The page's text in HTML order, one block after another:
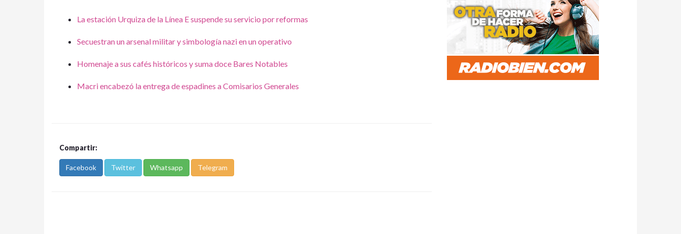
La estación Urquiza de la Línea E suspende su servicio por reformas
Secuestran un arsenal militar y simbología nazi en un operativo
Homenaje a sus cafés históricos y suma doce Bares Notables
Macri encabezó la entrega de espadines a Comisarios Generales
Compartir:
Facebook Twitter Whatsapp Telegram